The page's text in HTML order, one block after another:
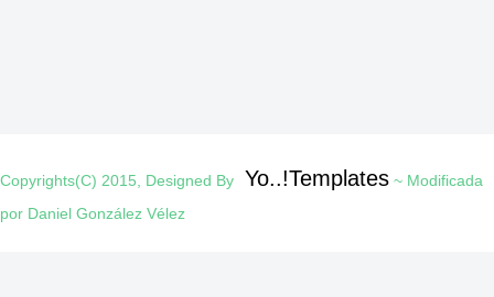
Copyrights(C) 2015, Designed By Yo..!Templates ~ Modificada
por Daniel González Vélez